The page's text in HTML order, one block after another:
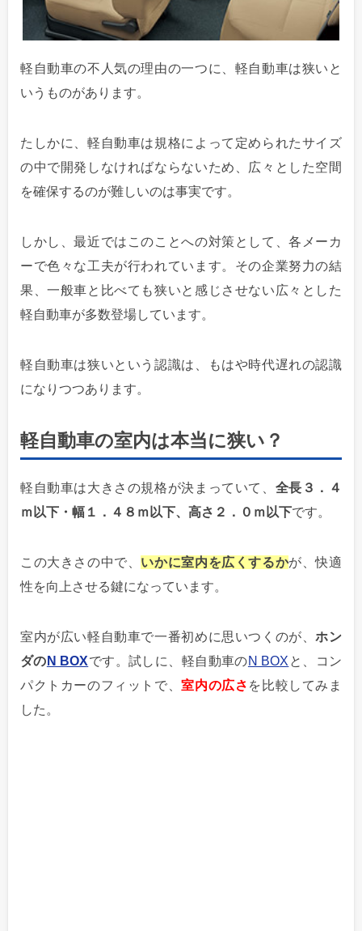
軽自動車の不人気の理由の一つに、軽自動車は狭いと
いうものがあります。
たしかに、軽自動車は規格によって定められたサイズ
の中で開発しなければならないため、広々とした空間
を確保するのが難しいのは事実です。
しかし、最近ではこのことへの対策として、各メーカ
ーで色々な工夫が行われています。その企業努力の結
果、一般車と比べても狭いと感じさせない広々とした
軽自動車が多数登場しています。
軽自動車は狭いという認識は、もはや時代遅れの認識
になりつつあります。
軽自動車の室内は本当に狭い？
軽自動車は大きさの規格が決まっていて、 全長３．４
ｍ以下・幅１．４８ｍ以下、高さ２．０ｍ以下です。
この大きさの中で、 いかに室内を広くするかが、快適
性を向上させる鍵になっています。
室内が広い軽自動車で一番初めに思いつくのが、ホン
ダの N BOXです。試しに、軽自動車のN BOX と、コン
パクトカーのフィットで、室内の広さ を比較してみま
した。